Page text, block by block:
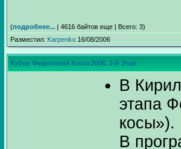
(подробнее... | 4616 байтов еще | Всего: 3)
Разместил: Karpenko 16/08/2006
Кубок Федотовой Косы 2006. 2-й Этап
В
этапа
косы»).
В